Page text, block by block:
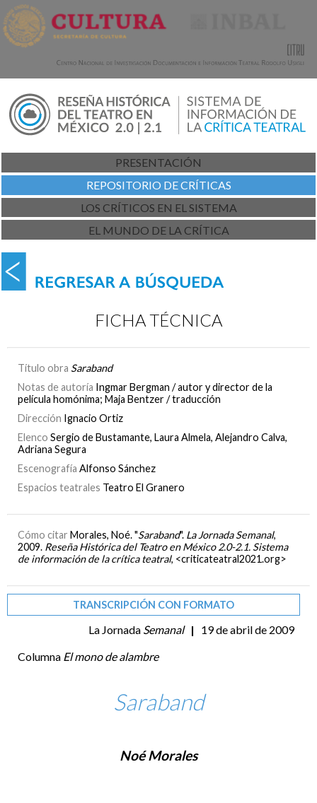
PRESENTACIÓN
REPOSITORIO DE CRÍTICAS
LOS CRÍTICOS EN EL SISTEMA
EL MUNDO DE LA CRÍTICA
FICHA TÉCNICA
Título obra Saraband
Notas de autoría Ingmar Bergman / autor y director de la
película homónima; Maja Bentzer / traducción
Dirección Ignacio Ortiz
Elenco Sergio de Bustamante, Laura Almela, Alejandro Calva,
Adriana Segura
Escenografía Alfonso Sánchez
Espacios teatrales Teatro El Granero
Cómo citar Morales, Noé. "Saraband". La Jornada Semanal,
2009. Reseña Histórica del Teatro en México 2.0-2.1. Sistema
de información de la crítica teatral, <criticateatral2021.org>
TRANSCRIPCIÓN CON FORMATO
La Jornada Semanal |
19 de abril de 2009
Columna El mono de alambre
Saraband
Noé Morales